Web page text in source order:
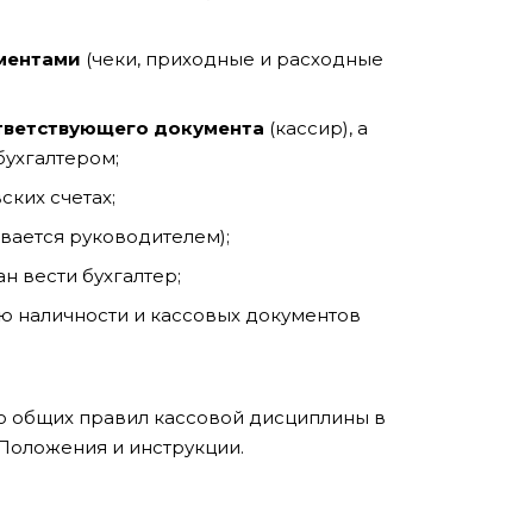
(чеки, приходные и расходные
документа (кассир), а
счетах;
руководителем);
вести бухгалтер;
наличности и кассовых документов
общих правил кассовой дисциплины в
и инструкции.